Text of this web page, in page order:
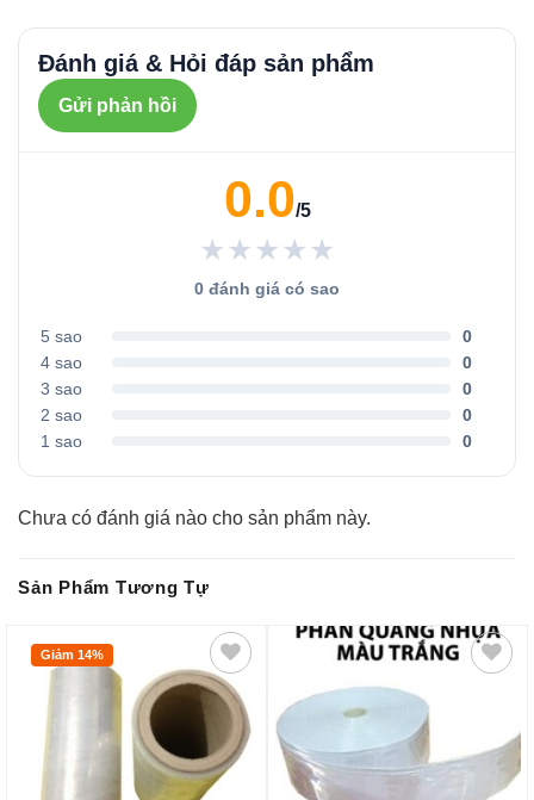
Đánh giá & Hỏi đáp sản phẩm
Gửi phản hồi
0.0/5
★★★★★
0 đánh giá có sao
5 sao
0
4 sao
0
3 sao
0
2 sao
0
1 sao
0
Chưa có đánh giá nào cho sản phẩm này.
Sản Phẩm Tương Tự
Giảm 14%